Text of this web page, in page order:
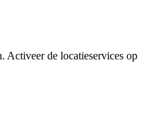
Activeer de locatieservices op